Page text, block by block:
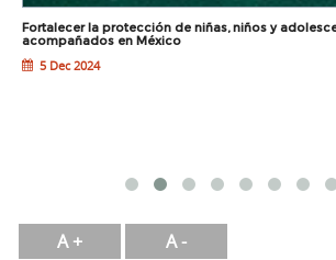
Fortalecer la protección de niñas, niños y
acompañados en México
5 Dec 2024
A + A -